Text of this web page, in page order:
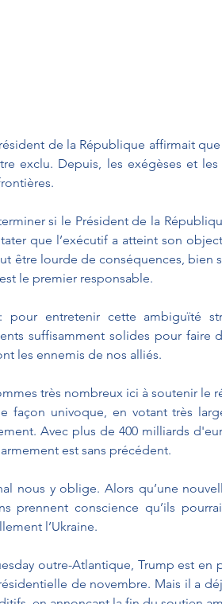
de la République affirmait
exclu. Depuis, les exégèses et
si le Président de la
que l’exécutif a atteint son
être lourde de conséquences, bien
le premier responsable.
pour entretenir cette ambiguïté
suffisamment solides pour faire
les ennemis de nos alliés.
très nombreux ici à soutenir le
façon univoque, en votant très
Avec plus de 400 milliards
est sans précédent.
nous y oblige. Alors qu’une
prennent conscience qu’ils
l’Ukraine.
outre-Atlantique, Trump est en
de novembre. Mais il a